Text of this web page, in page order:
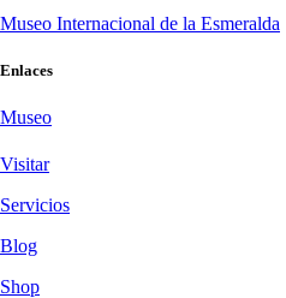
Museo Internacional de la Esmeralda
Enlaces
Museo
Visitar
Servicios
Blog
Shop